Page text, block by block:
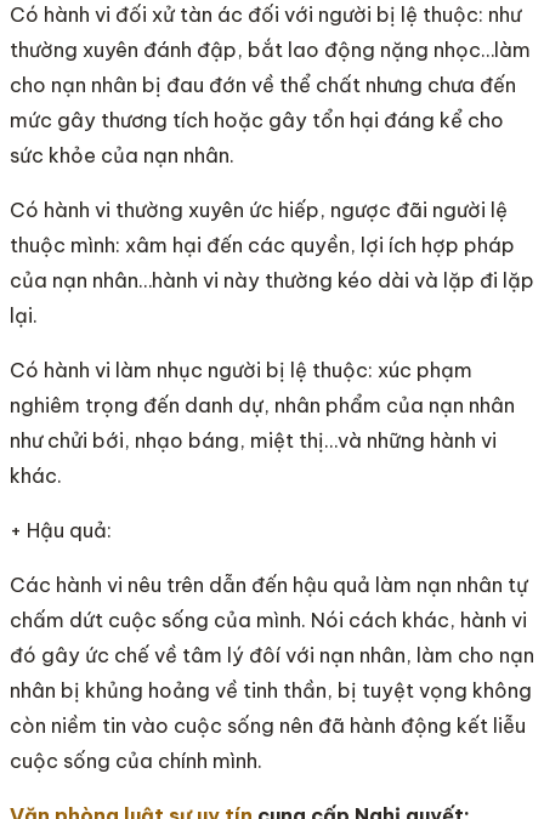
Có hành vi đối xử tàn ác đối với người bị lệ thuộc: như
thường xuyên đánh đập, bắt lao động nặng nhọc…làm
cho nạn nhân bị đau đớn về thể chất nhưng chưa đến
mức gây thương tích hoặc gây tổn hại đáng kể cho
sức khỏe của nạn nhân.
Có hành vi thường xuyên ức hiếp, ngược đãi người lệ
thuộc mình: xâm hại đến các quyền, lợi ích hợp pháp
của nạn nhân…hành vi này thường kéo dài và lặp đi lặp
lại.
Có hành vi làm nhục người bị lệ thuộc: xúc phạm
nghiêm trọng đến danh dự, nhân phẩm của nạn nhân
như chửi bới, nhạo báng, miệt thị…và những hành vi
khác.
+ Hậu quả:
Các hành vi nêu trên dẫn đến hậu quả làm nạn nhân tự
chấm dứt cuộc sống của mình. Nói cách khác, hành vi
đó gây ức chế về tâm lý đôí với nạn nhân, làm cho nạn
nhân bị khủng hoảng về tinh thần, bị tuyệt vọng không
còn niềm tin vào cuộc sống nên đã hành động kết liễu
cuộc sống của chính mình.